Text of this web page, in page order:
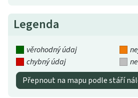
Legenda
věrohodný údaj
chybný údaj
Přepnout na mapu podle stáří